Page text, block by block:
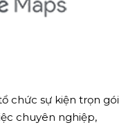
chức sự kiện trọn gói
chuyên nghiệp,